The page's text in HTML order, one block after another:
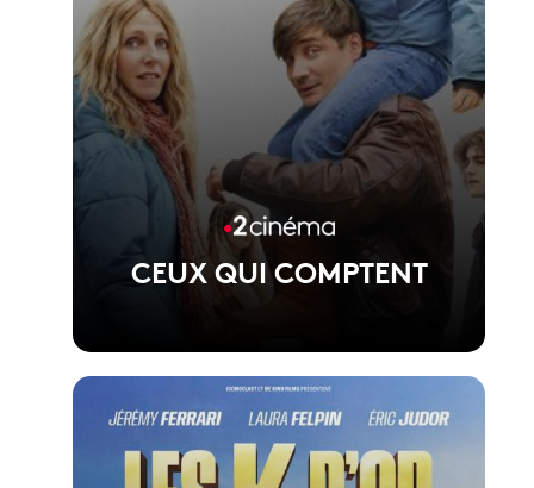
CEUX QUI COMPTENT
Voir la fiche du film